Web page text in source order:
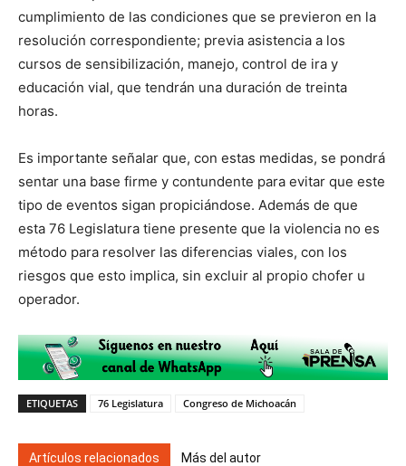
cumplimiento de las condiciones que se previeron en la
resolución correspondiente; previa asistencia a los
cursos de sensibilización, manejo, control de ira y
educación vial, que tendrán una duración de treinta
horas.
Es importante señalar que, con estas medidas, se pondrá
sentar una base firme y contundente para evitar que este
tipo de eventos sigan propiciándose. Además de que
esta 76 Legislatura tiene presente que la violencia no es
método para resolver las diferencias viales, con los
riesgos que esto implica, sin excluir al propio chofer u
operador.
ETIQUETAS 76 Legislatura Congreso de Michoacán
Artículos relacionados Más del autor